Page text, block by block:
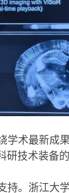
学术最新成
研技术装备
持。 浙江大